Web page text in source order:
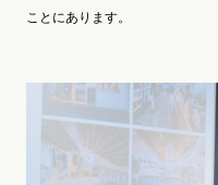
ことにあります。